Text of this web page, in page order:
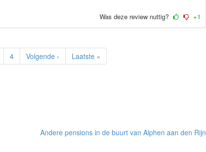
Was deze review nuttig? +1
4 Volgende › Laatste »
Andere pensions in de buurt van Alphen aan den Rijn